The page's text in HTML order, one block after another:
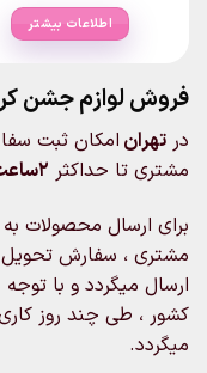
اطلاعات بیشتر
فروش لوازم جشن
در تهران امکان ثبت
مشتری تا حداکثر 2ساعت
برای ارسال محصولات به
مشتری ، سفارش تحویل
ارسال میگردد و با
کشور ، طی چند روز
میگردد.